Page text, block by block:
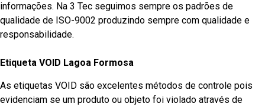
informações. Na 3 Tec seguimos sempre os padrões de
qualidade de ISO-9002 produzindo sempre com qualidade e
responsabilidade.
Etiqueta VOID Lagoa Formosa
As etiquetas VOID são excelentes métodos de controle pois
evidenciam se um produto ou objeto foi violado através de